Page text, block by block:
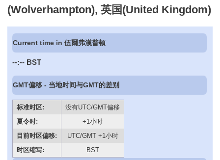
(Wolverhampton), 英国(United Kingdom)
Current time in 伍爾弗漢普頓
--:-- BST
GMT偏移 - 当地时间与GMT的差别
标准时区:
没有UTC/GMT偏移
夏令时:
+1小时
目前时区偏移:
UTC/GMT +1小时
时区缩写:
BST